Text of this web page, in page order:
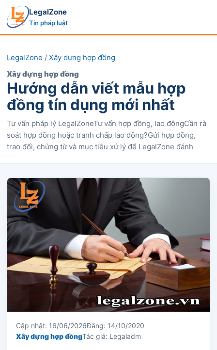
LegalZone
Tin pháp luật
LegalZone / Xây dựng hợp đồng
Xây dựng hợp đồng
Hướng dẫn viết mẫu hợp
đồng tín dụng mới nhất
Tư vấn pháp lý LegalZoneTư vấn hợp đồng, lao độngCần rà
soát hợp đồng hoặc tranh chấp lao động?Gửi hợp đồng,
trao đổi, chứng từ và mục tiêu xử lý để LegalZone đánh
Cập nhật: 16/06/2026Đăng: 14/10/2020
Xây dựng hợp đồngTác giả: Legaladm